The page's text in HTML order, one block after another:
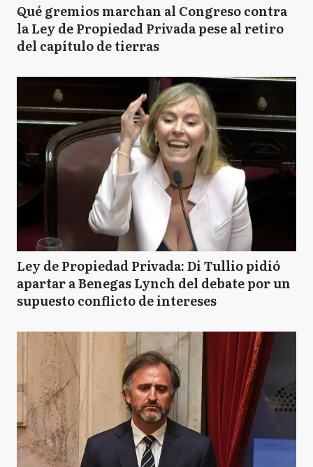
Qué gremios marchan al Congreso contra
la Ley de Propiedad Privada pese al retiro
del capítulo de tierras
Ley de Propiedad Privada: Di Tullio pidió
apartar a Benegas Lynch del debate por un
supuesto conflicto de intereses